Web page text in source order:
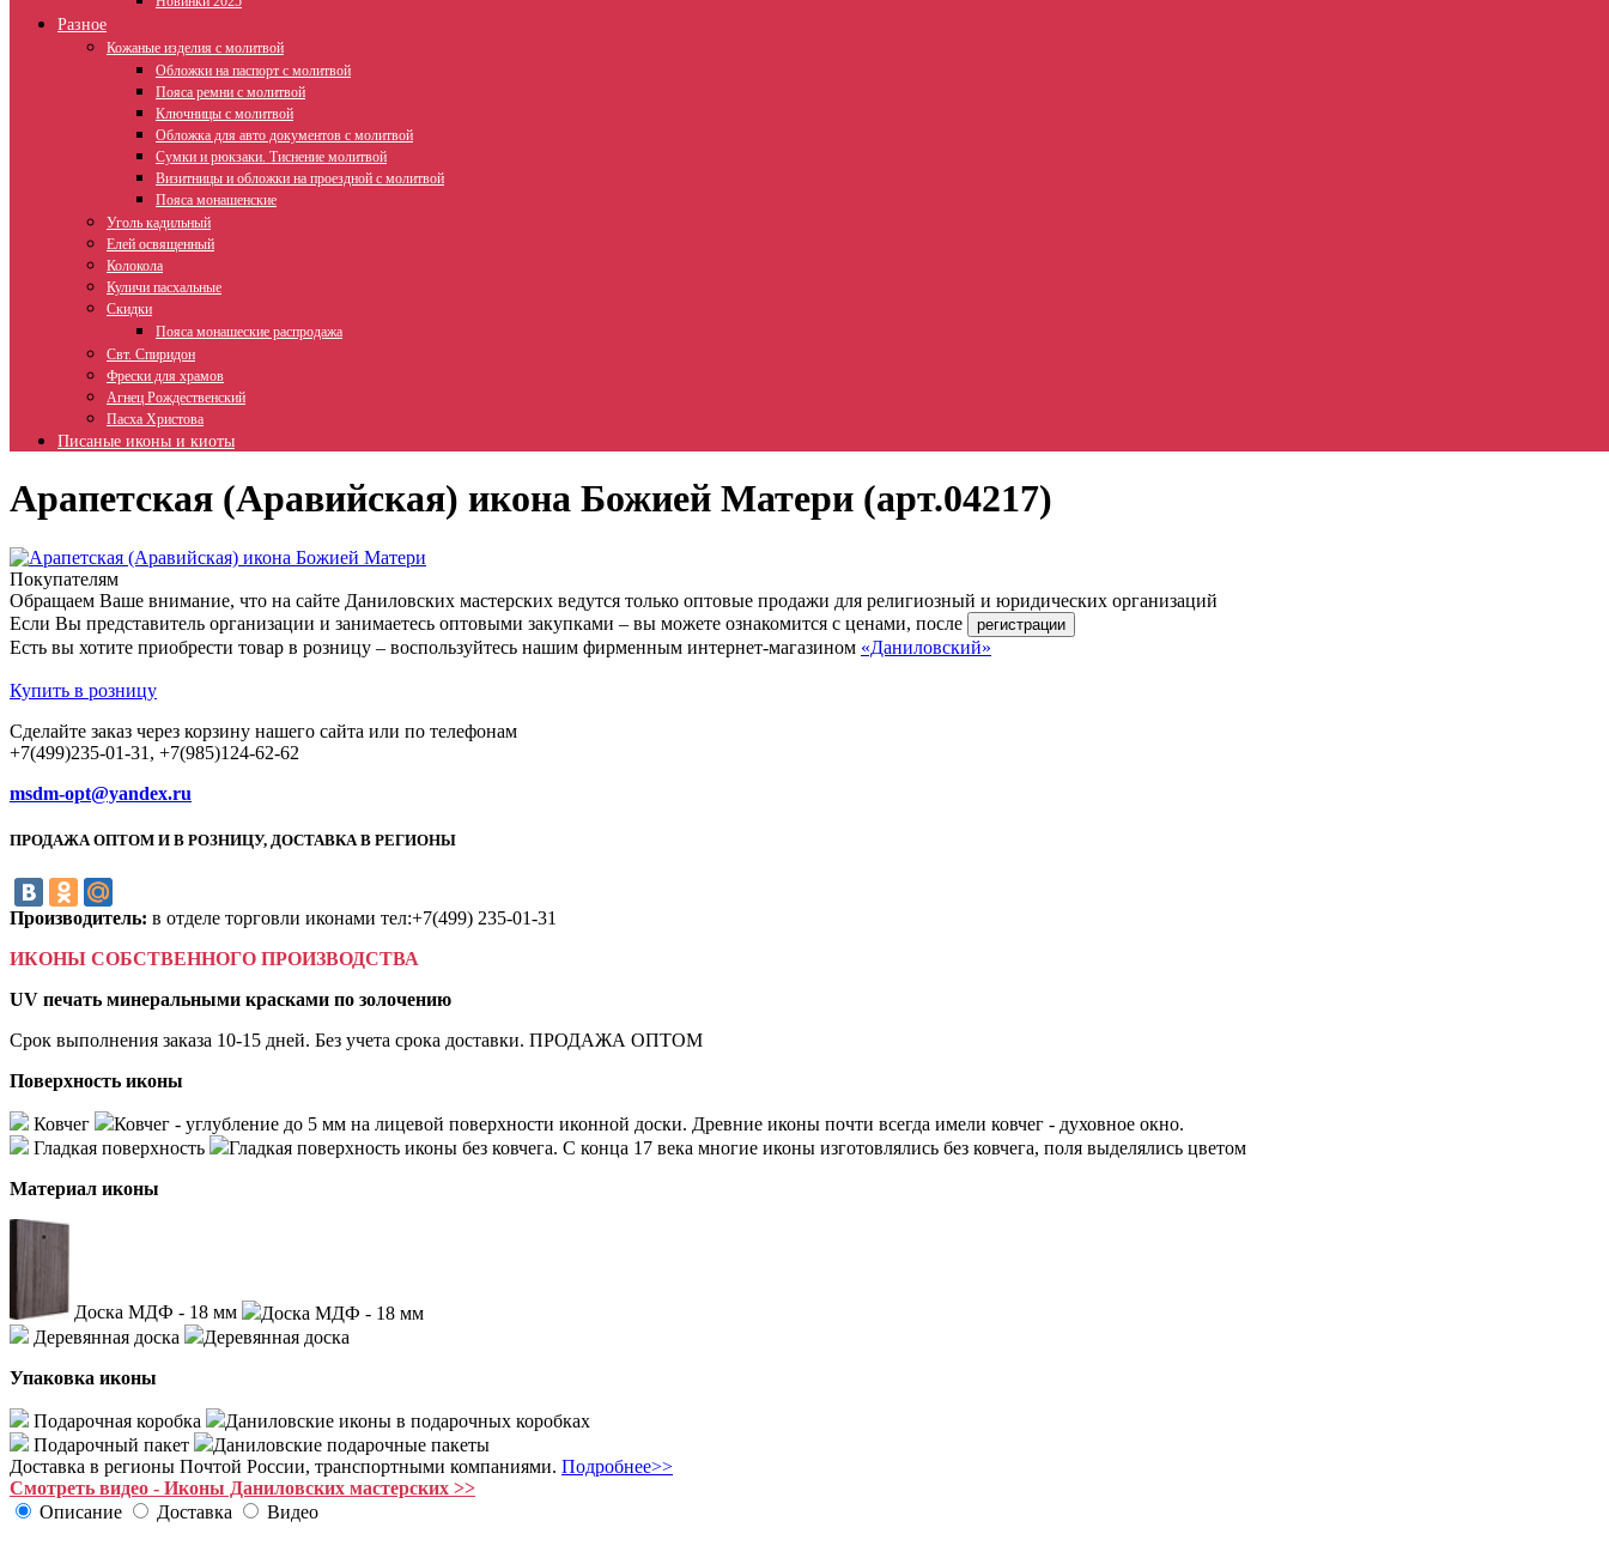
Разное
Кожаные изделия с молитвой
Обложки на паспорт с молитвой
Пояса ремни с молитвой
Ключницы с молитвой
Обложка для авто документов с молитвой
Сумки и рюкзаки. Тиснение молитвой
Визитницы и обложки на проездной с молитвой
Пояса монашенские
Уголь кадильный
Елей освященный
Колокола
Куличи пасхальные
Скидки
Пояса монашеские распродажа
Свт. Спиридон
Фрески для храмов
Агнец Рождественский
Пасха Христова
Писаные иконы и киоты
Арапетская (Аравийская) икона Божией Матери (арт.04217)
Покупателям
Обращаем Ваше внимание, что на сайте Даниловских мастерских ведутся только оптовые продажи для религиозный и юридических организаций
Если Вы представитель организации и занимаетесь оптовыми закупками – вы можете ознакомится с ценами, после
Есть вы хотите приобрести товар в розницу – воспользуйтесь нашим фирменным интернет-магазином «Даниловский»
Купить в розницу
Сделайте заказ через корзину нашего сайта или по телефонам
+7(499)235-01-31, +7(985)124-62-62
msdm-opt@yandex.ru
ПРОДАЖА ОПТОМ И В РОЗНИЦУ, ДОСТАВКА В РЕГИОНЫ
Производитель: в отделе торговли иконами тел:+7(499) 235-01-31
ИКОНЫ СОБСТВЕННОГО ПРОИЗВОДСТВА
UV печать минеральными красками по золочению
Срок выполнения заказа 10-15 дней. Без учета срока доставки. ПРОДАЖА ОПТОМ
Поверхность иконы
Ковчег
Ковчег - углубление до 5 мм на лицевой поверхности иконной доски. Древние иконы почти всегда имели ковчег - духовное окно.
Гладкая поверхность
Гладкая поверхность иконы без ковчега. С конца 17 века многие иконы изготовлялись без ковчега, поля выделялись цветом
Материал иконы
Доска МДФ - 18 мм
Доска МДФ - 18 мм
Деревянная доска
Деревянная доска
Упаковка иконы
Подарочная коробка
Даниловские иконы в подарочных коробках
Подарочный пакет
Даниловские подарочные пакеты
Доставка в регионы Почтой России, транспортными компаниями. Подробнее>>
Смотреть видео - Иконы Даниловских мастерских >>
Описание
Доставка
Видео